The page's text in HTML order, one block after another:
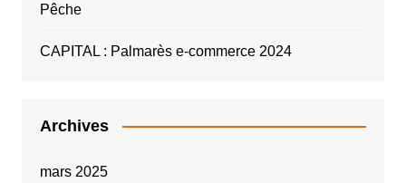
Pêche
CAPITAL : Palmarès e-commerce 2024
Archives
mars 2025